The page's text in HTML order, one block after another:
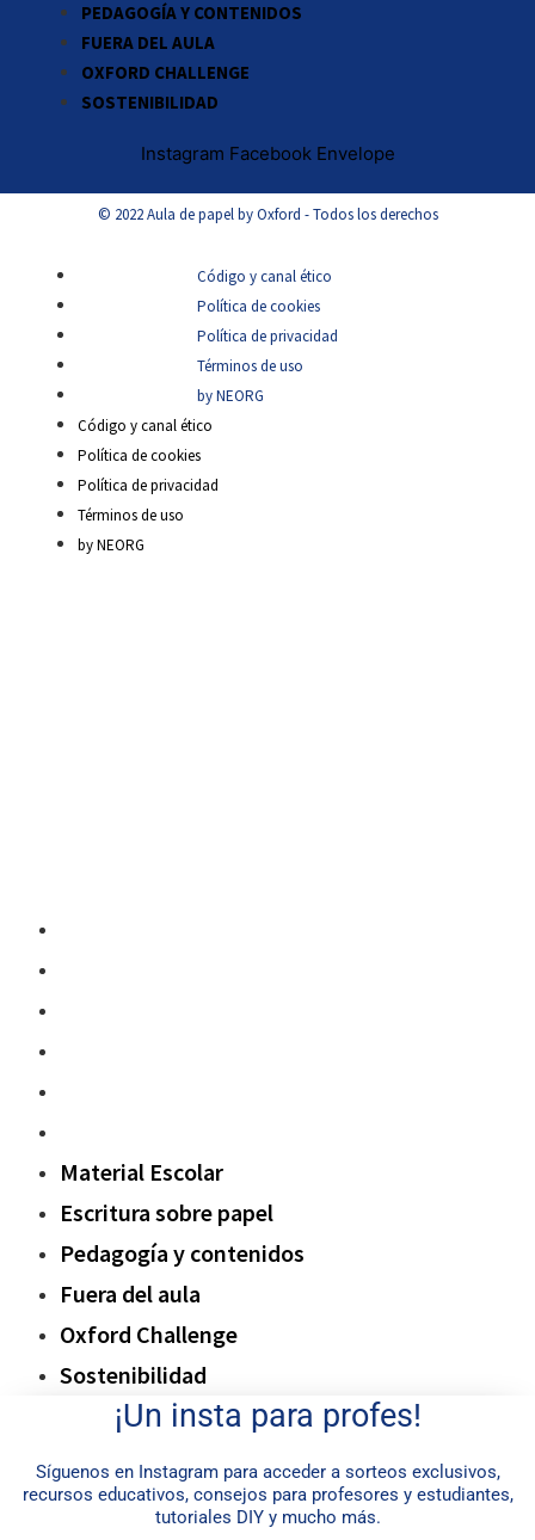
PEDAGOGÍA Y CONTENIDOS
FUERA DEL AULA
OXFORD CHALLENGE
SOSTENIBILIDAD
Instagram Facebook Envelope
© 2022 Aula de papel by Oxford - Todos los derechos
Código y canal ético
Política de cookies
Política de privacidad
Términos de uso
by NEORG
Código y canal ético
Política de cookies
Política de privacidad
Términos de uso
by NEORG
Material Escolar
Escritura sobre papel
Pedagogía y contenidos
Fuera del aula
Oxford Challenge
Sostenibilidad
¡Un insta para profes!
Síguenos en Instagram para acceder a sorteos exclusivos,
recursos educativos, consejos para profesores y estudiantes,
tutoriales DIY y mucho más.